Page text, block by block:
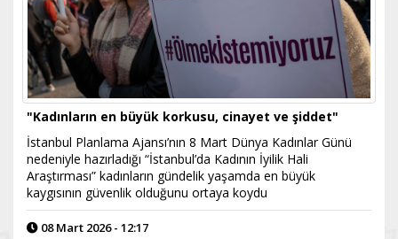
"Kadınların en büyük korkusu, cinayet ve şiddet"
İstanbul Planlama Ajansı’nın 8 Mart Dünya Kadınlar Günü
nedeniyle hazırladığı “İstanbul’da Kadının İyilik Hali
Araştırması” kadınların gündelik yaşamda en büyük
kaygısının güvenlik olduğunu ortaya koydu
08 Mart 2026 - 12:17